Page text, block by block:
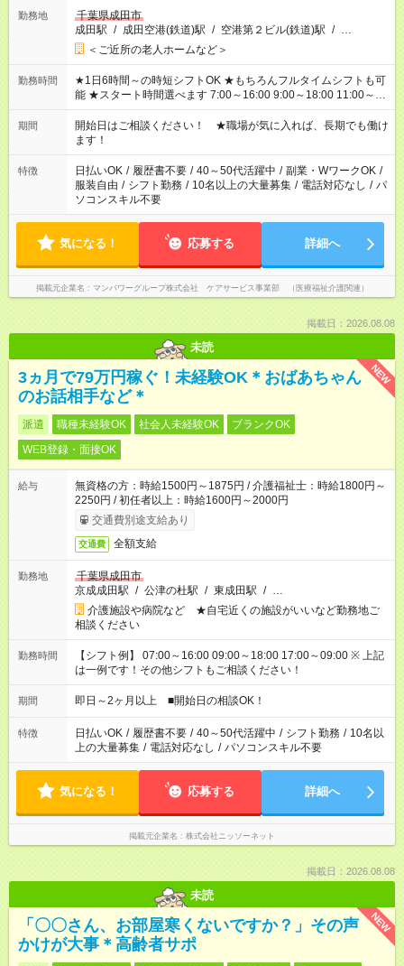
勤務地
千葉県成田市
成田駅 / 成田空港(鉄道)駅 / 空港第２ビル(鉄道)駅 / …
＜ご近所の老人ホームなど＞
勤務時間
★1日6時間～の時短シフトOK ★もちろんフルタイムシフトも可
能 ★スタート時間選べます 7:00～16:00 9:00～18:00 11:00～
20:00 など 残業なし！ ※Wワークの場合、他のお仕事と合わせ
週40時間超の就業はご案内できません ※法令に基づき、週20時
間以上勤務は社会保険への加入対象となります ※労働者派遣法
（日雇い派遣の原則禁止）により、短時間・短期間の就業はご
案内が難しい場合があります
期間
開始日はご相談ください！ ★職場が気に入れば、長期でも働け
ます！
特徴 日払いOK / 履歴書不要 / 40～50代活躍中 / 副業・WワークOK /
服装自由 / シフト勤務 / 10名以上の大量募集 / 電話対応なし / パ
ソコンスキル不要
気になる！ 応募する 詳細へ
掲載元企業名 マンパワーグループ株式会社 ケアサービス事業部 （医療福祉介護関連）
掲載日：2026.08.08
未読
NEW
3ヵ月で79万円稼ぐ！未経験OK＊おばあちゃん
のお話相手など＊
派遣 職種未経験OK 社会人未経験OK
ブランクOK
WEB登録・面接OK
給与
無資格の方：時給1500円～1875円 / 介護福祉士：時給1800円～
2250円 / 初任者以上：時給1600円～2000円
交通費別途支給あり
交通費 全額支給
勤務地
千葉県成田市
京成成田駅 / 公津の杜駅 / 東成田駅 / …
介護施設や病院など ★自宅近くの施設がいいなど勤務地ご
相談ください
勤務時間
【シフト例】 07:00～16:00 09:00～18:00 17:00～09:00 ※ 上記
は一例です！その他シフトもご相談ください！
期間 即日～2ヶ月以上 ■開始日の相談OK！
特徴 日払いOK / 履歴書不要 / 40～50代活躍中 / シフト勤務 / 10名以
上の大量募集 / 電話対応なし / パソコンスキル不要
気になる！ 応募する 詳細へ
掲載元企業名 株式会社ニッソーネット
掲載日：2026.08.08
未読
NEW
「〇〇さん、お部屋寒くないですか？」その声
かけが大事＊高齢者サポ